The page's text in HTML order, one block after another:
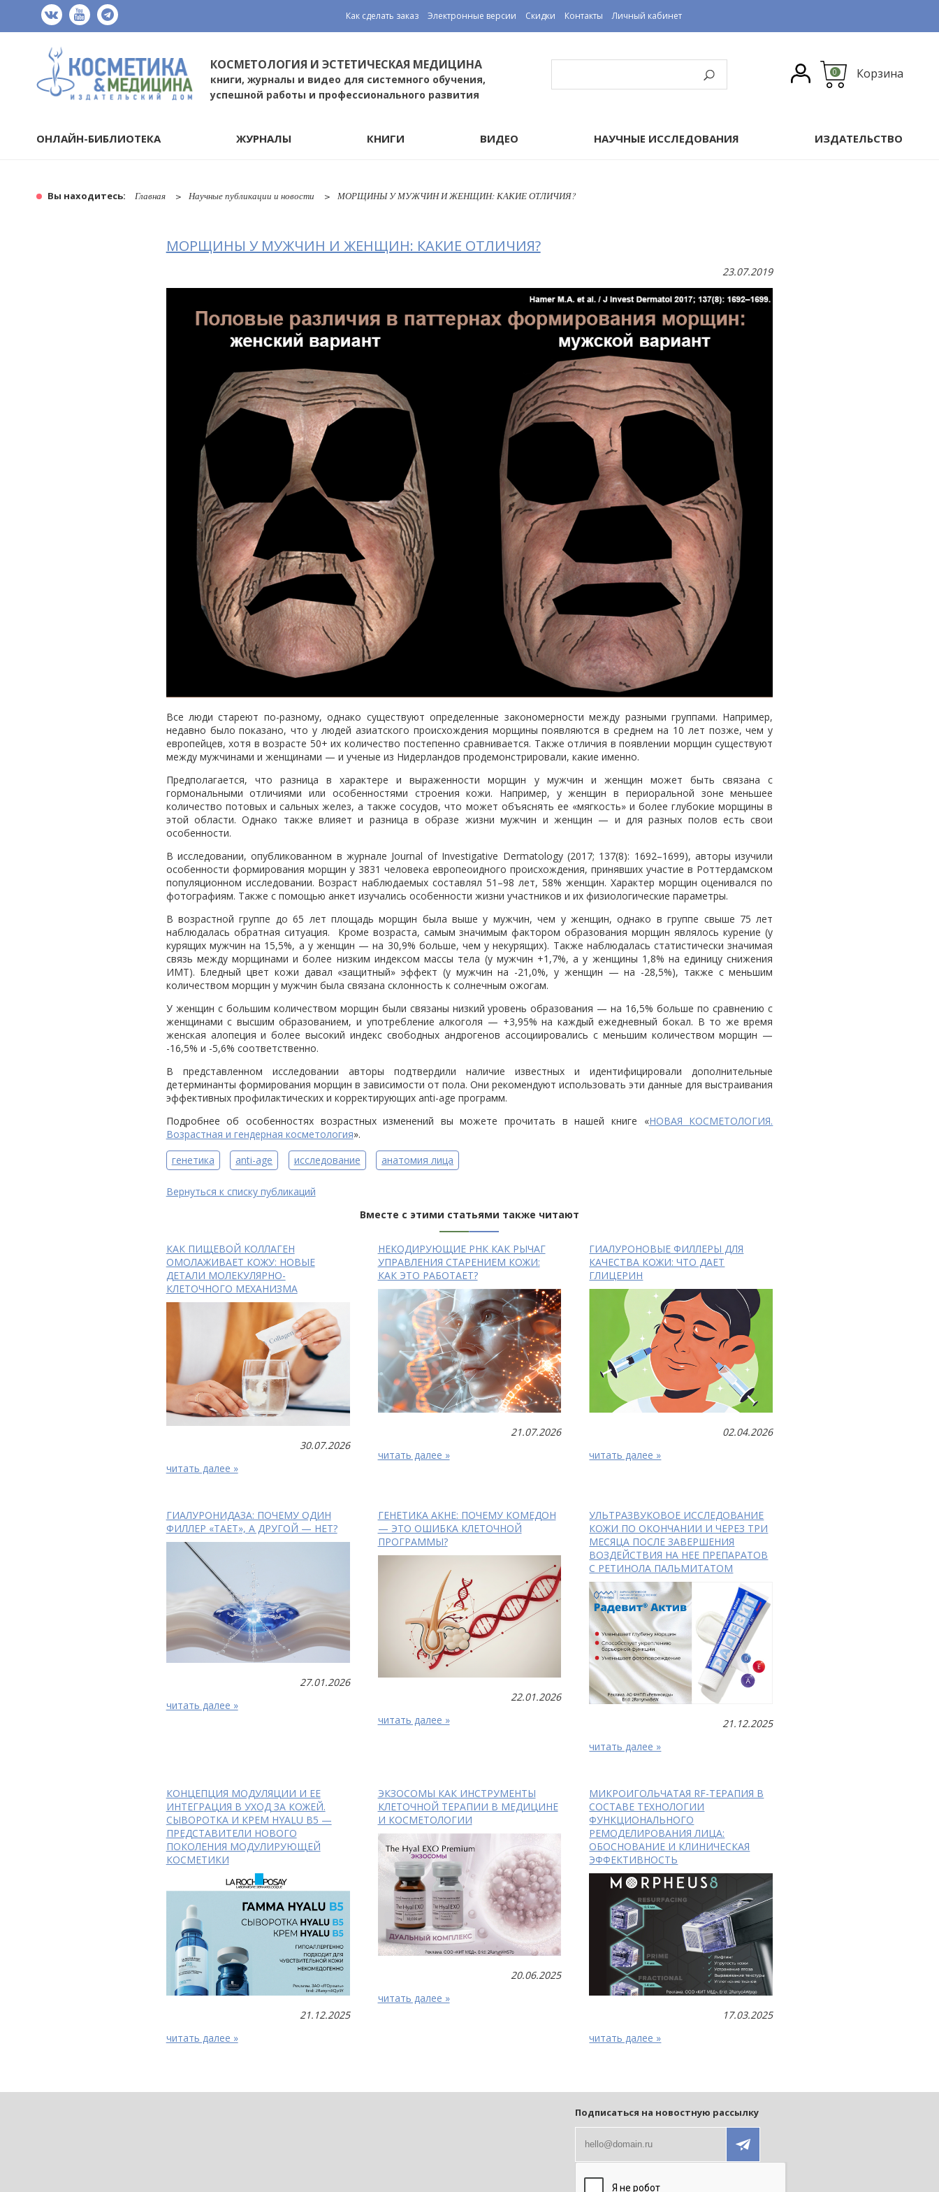
Как сделать заказ Электронные версии Скидки Контакты Личный кабинет
КОСМЕТОЛОГИЯ И ЭСТЕТИЧЕСКАЯ МЕДИЦИНА
книги, журналы и видео для системного обучения,
успешной работы и профессионального развития
0 Корзина
ОНЛАЙН-БИБЛИОТЕКА ЖУРНАЛЫ КНИГИ ВИДЕО НАУЧНЫЕ ИССЛЕДОВАНИЯ ИЗДАТЕЛЬСТВО
Вы находитесь: Главная Научные публикации и новости МОРЩИНЫ У МУЖЧИН И ЖЕНЩИН: КАКИЕ ОТЛИЧИЯ?
МОРЩИНЫ У МУЖЧИН И ЖЕНЩИН: КАКИЕ ОТЛИЧИЯ?
23.07.2019
Все люди стареют по-разному, однако существуют определенные закономерности между разными группами. Например,
недавно было показано, что у людей азиатского происхождения морщины появляются в среднем на 10 лет позже, чем у
европейцев, хотя в возрасте 50+ их количество постепенно сравнивается. Также отличия в появлении морщин существуют
между мужчинами и женщинами — и ученые из Нидерландов продемонстрировали, какие именно.
Предполагается, что разница в характере и выраженности морщин у мужчин и женщин может быть связана с
гормональными отличиями или особенностями строения кожи. Например, у женщин в периоральной зоне меньшее
количество потовых и сальных желез, а также сосудов, что может объяснять ее «мягкость» и более глубокие морщины в
этой области. Однако также влияет и разница в образе жизни мужчин и женщин — и для разных полов есть свои
особенности.
В исследовании, опубликованном в журнале Journal of Investigative Dermatology (2017; 137(8): 1692–1699), авторы изучили
особенности формирования морщин у 3831 человека европеоидного происхождения, принявших участие в Роттердамском
популяционном исследовании. Возраст наблюдаемых составлял 51–98 лет, 58% женщин. Характер морщин оценивался по
фотографиям. Также с помощью анкет изучались особенности жизни участников и их физиологические параметры.
В возрастной группе до 65 лет площадь морщин была выше у мужчин, чем у женщин, однако в группе свыше 75 лет
наблюдалась обратная ситуация. Кроме возраста, самым значимым фактором образования морщин являлось курение (у
курящих мужчин на 15,5%, а у женщин — на 30,9% больше, чем у некурящих). Также наблюдалась статистически значимая
связь между морщинами и более низким индексом массы тела (у мужчин +1,7%, а у женщины 1,8% на единицу снижения
ИМТ). Бледный цвет кожи давал «защитный» эффект (у мужчин на -21,0%, у женщин — на -28,5%), также с меньшим
количеством морщин у мужчин была связана склонность к солнечным ожогам.
У женщин с большим количеством морщин были связаны низкий уровень образования — на 16,5% больше по сравнению с
женщинами с высшим образованием, и употребление алкоголя — +3,95% на каждый ежедневный бокал. В то же время
женская алопеция и более высокий индекс свободных андрогенов ассоциировались с меньшим количеством морщин —
-16,5% и -5,6% соответственно.
В представленном исследовании авторы подтвердили наличие известных и идентифицировали дополнительные
детерминанты формирования морщин в зависимости от пола. Они рекомендуют использовать эти данные для выстраивания
эффективных профилактических и корректирующих anti-age программ.
Подробнее об особенностях возрастных изменений вы можете прочитать в нашей книге «НОВАЯ КОСМЕТОЛОГИЯ.
Возрастная и гендерная косметология».
генетика
anti-age исследование анатомия лица
Вернуться к списку публикаций
Вместе с этими статьями также читают
КАК ПИЩЕВОЙ КОЛЛАГЕН
ОМОЛАЖИВАЕТ КОЖУ: НОВЫЕ
ДЕТАЛИ МОЛЕКУЛЯРНО-
КЛЕТОЧНОГО МЕХАНИЗМА
30.07.2026
читать далее »
НЕКОДИРУЮЩИЕ РНК КАК РЫЧАГ
УПРАВЛЕНИЯ СТАРЕНИЕМ КОЖИ:
КАК ЭТО РАБОТАЕТ?
21.07.2026
читать далее »
ГИАЛУРОНОВЫЕ ФИЛЛЕРЫ ДЛЯ
КАЧЕСТВА КОЖИ: ЧТО ДАЕТ
ГЛИЦЕРИН
02.04.2026
читать далее »
ГИАЛУРОНИДАЗА: ПОЧЕМУ ОДИН
ФИЛЛЕР «ТАЕТ», А ДРУГОЙ — НЕТ?
27.01.2026
читать далее »
ГЕНЕТИКА АКНЕ: ПОЧЕМУ КОМЕДОН
— ЭТО ОШИБКА КЛЕТОЧНОЙ
ПРОГРАММЫ?
22.01.2026
читать далее »
УЛЬТРАЗВУКОВОЕ ИССЛЕДОВАНИЕ
КОЖИ ПО ОКОНЧАНИИ И ЧЕРЕЗ ТРИ
МЕСЯЦА ПОСЛЕ ЗАВЕРШЕНИЯ
ВОЗДЕЙСТВИЯ НА НЕЕ ПРЕПАРАТОВ
С РЕТИНОЛА ПАЛЬМИТАТОМ
21.12.2025
читать далее »
КОНЦЕПЦИЯ МОДУЛЯЦИИ И ЕЕ
ИНТЕГРАЦИЯ В УХОД ЗА КОЖЕЙ.
СЫВОРОТКА И КРЕМ HYALU B5 —
ПРЕДСТАВИТЕЛИ НОВОГО
ПОКОЛЕНИЯ МОДУЛИРУЮЩЕЙ
КОСМЕТИКИ
21.12.2025
читать далее »
ЭКЗОСОМЫ КАК ИНСТРУМЕНТЫ
КЛЕТОЧНОЙ ТЕРАПИИ В МЕДИЦИНЕ
И КОСМЕТОЛОГИИ
20.06.2025
читать далее »
МИКРОИГОЛЬЧАТАЯ RF-ТЕРАПИЯ В
СОСТАВЕ ТЕХНОЛОГИИ
ФУНКЦИОНАЛЬНОГО
РЕМОДЕЛИРОВАНИЯ ЛИЦА:
ОБОСНОВАНИЕ И КЛИНИЧЕСКАЯ
ЭФФЕКТИВНОСТЬ
17.03.2025
читать далее »
Подписаться на новостную рассылку